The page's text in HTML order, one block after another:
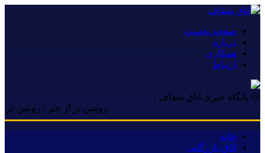
صفحه نخست
درباره
همکاری
ارتباط
۞ پایگاه خبری اتاق شفاف :
روشن تر از خبر | روشن تر از
خانه
اتاق بازرگانی